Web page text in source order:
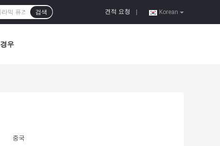
Korean
견적 요청
검색
경우
중국